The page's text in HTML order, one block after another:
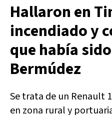
Hallaron en
incendiado y
que había
Bermúdez
Se trata de un Renault
en zona rural y